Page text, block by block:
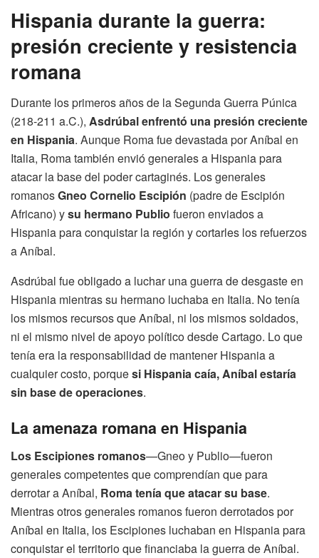
Hispania durante la guerra:
presión creciente y resistencia
romana
Durante los primeros años de la Segunda Guerra Púnica
(218-211 a.C.), Asdrúbal enfrentó una presión creciente
en Hispania. Aunque Roma fue devastada por Aníbal en
Italia, Roma también envió generales a Hispania para
atacar la base del poder cartaginés. Los generales
romanosGneo Cornelio Escipión (padre de Escipión
Africano) ysu hermano Publio fueron enviados a
Hispania para conquistar la región y cortarles los refuerzos
a Aníbal.
Asdrúbal fue obligado a luchar una guerra de desgaste en
Hispania mientras su hermano luchaba en Italia. No tenía
los mismos recursos que Aníbal, ni los mismos soldados,
ni el mismo nivel de apoyo político desde Cartago. Lo que
tenía era la responsabilidad de mantener Hispania a
cualquier costo, porquesi Hispania caía, Aníbal estaría
sin base de operaciones.
La amenaza romana en Hispania
Los Escipiones romanos—Gneo y Publio—fueron
generales competentes que comprendían que para
derrotar a Aníbal, Roma tenía que atacar su base.
Mientras otros generales romanos fueron derrotados por
Aníbal en Italia, los Escipiones luchaban en Hispania para
conquistar el territorio que financiaba la guerra de Aníbal.